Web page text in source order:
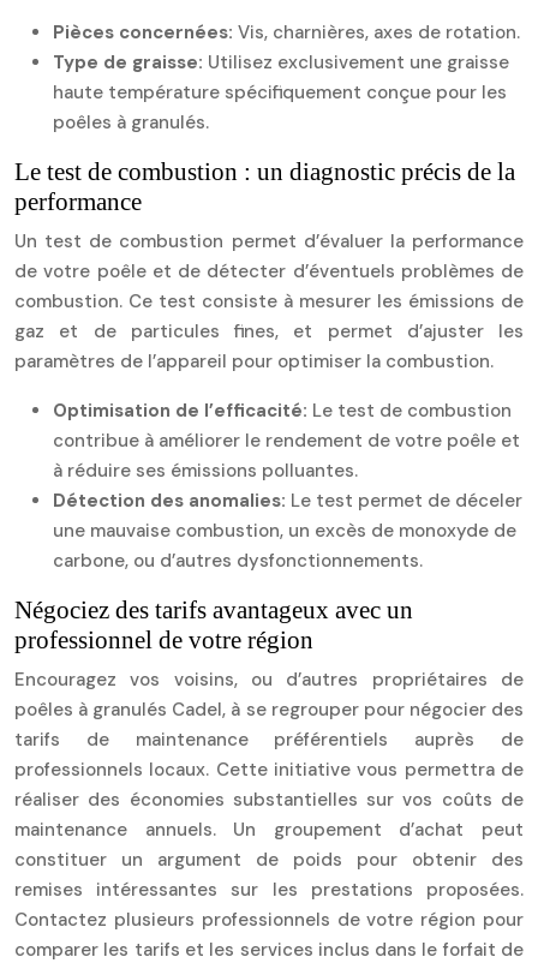
Pièces concernées: Vis, charnières, axes de rotation.
Type de graisse: Utilisez exclusivement une graisse
haute température spécifiquement conçue pour les
poêles à granulés.
Le test de combustion : un diagnostic précis de la
performance
Un test de combustion permet d’évaluer la performance
de votre poêle et de détecter d’éventuels problèmes de
combustion. Ce test consiste à mesurer les émissions de
gaz et de particules fines, et permet d’ajuster les
paramètres de l’appareil pour optimiser la combustion.
Optimisation de l’efficacité: Le test de combustion
contribue à améliorer le rendement de votre poêle et
à réduire ses émissions polluantes.
Détection des anomalies: Le test permet de déceler
une mauvaise combustion, un excès de monoxyde de
carbone, ou d’autres dysfonctionnements.
Négociez des tarifs avantageux avec un
professionnel de votre région
Encouragez vos voisins, ou d’autres propriétaires de
poêles à granulés Cadel, à se regrouper pour négocier des
tarifs de maintenance préférentiels auprès de
professionnels locaux. Cette initiative vous permettra de
réaliser des économies substantielles sur vos coûts de
maintenance annuels. Un groupement d’achat peut
constituer un argument de poids pour obtenir des
remises intéressantes sur les prestations proposées.
Contactez plusieurs professionnels de votre région pour
comparer les tarifs et les services inclus dans le forfait de